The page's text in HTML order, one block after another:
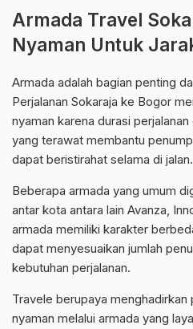
Armada Travel
Nyaman Untuk
Armada adalah bagian penting
Perjalanan Sokaraja ke Bogor
nyaman karena durasi
yang terawat membantu
dapat beristirahat selama di jalan.
Beberapa armada yang umum
antar kota antara lain Avanza,
armada memiliki karakter
dapat menyesuaikan jumlah
kebutuhan perjalanan.
Travele berupaya menghadirkan
nyaman melalui armada yang